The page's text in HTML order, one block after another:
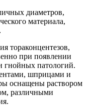
диаметров,
материала,
тораконцентезов,
при появлении
гнойных патологий.
шприцами и
оснащены раствором
различными